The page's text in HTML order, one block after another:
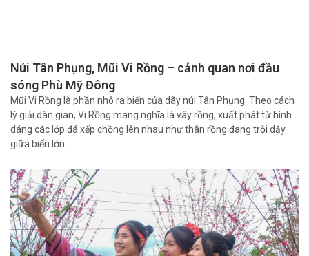
Núi Tân Phụng, Mũi Vi Rồng – cảnh quan nơi đầu
sóng Phù Mỹ Đông
Mũi Vi Rồng là phần nhô ra biển của dãy núi Tân Phụng. Theo cách
lý giải dân gian, Vi Rồng mang nghĩa là vây rồng, xuất phát từ hình
dáng các lớp đá xếp chồng lên nhau như thân rồng đang trỗi dậy
giữa biển lớn…